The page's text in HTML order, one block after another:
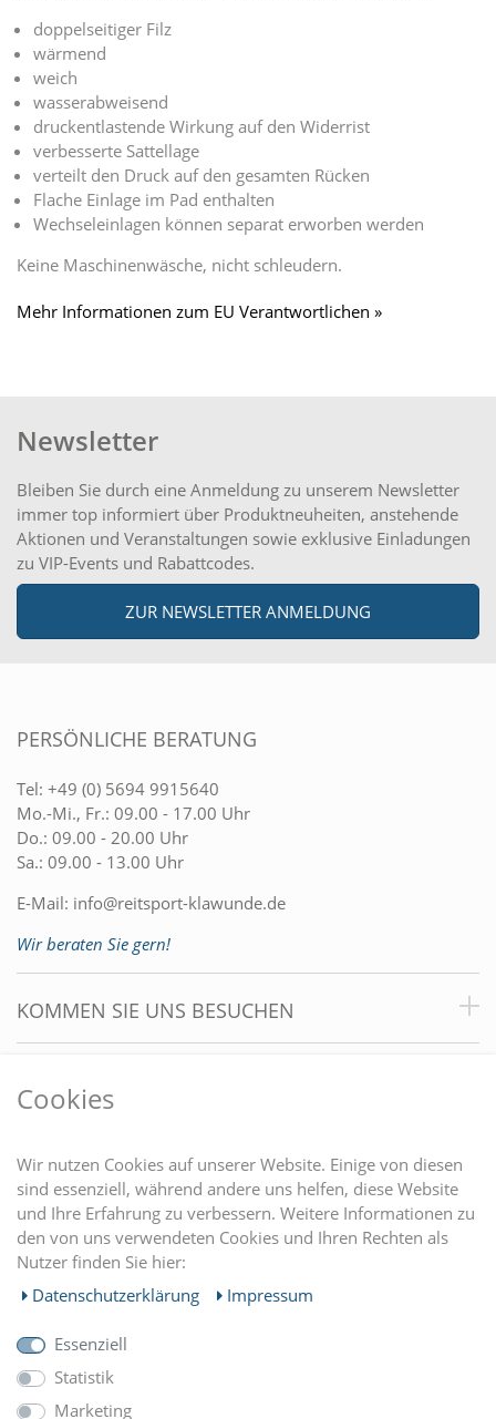
doppelseitiger Filz
wärmend
weich
wasserabweisend
druckentlastende Wirkung auf den Widerrist
verbesserte Sattellage
verteilt den Druck auf den gesamten Rücken
Flache Einlage im Pad enthalten
Wechseleinlagen können separat erworben werden
Keine Maschinenwäsche, nicht schleudern.
Mehr Informationen zum EU Verantwortlichen »
Newsletter
Bleiben Sie durch eine Anmeldung zu unserem Newsletter
immer top informiert über Produktneuheiten, anstehende
Aktionen und Veranstaltungen sowie exklusive Einladungen
zu VIP-Events und Rabattcodes.
ZUR NEWSLETTER ANMELDUNG
PERSÖNLICHE BERATUNG
Tel: +49 (0) 5694 9915640
Mo.-Mi., Fr.: 09.00 - 17.00 Uhr
Do.: 09.00 - 20.00 Uhr
Sa.: 09.00 - 13.00 Uhr
E-Mail: info@reitsport-klawunde.de
Wir beraten Sie gern!
KOMMEN SIE UNS BESUCHEN
EINKAUFEN
MEIN KONTO
UNTERNEHMEN
Cookies
Wir nutzen Cookies auf unserer Website. Einige von diesen
sind essenziell, während andere uns helfen, diese Website
und Ihre Erfahrung zu verbessern. Weitere Informationen zu
den von uns verwendeten Cookies und Ihren Rechten als
Nutzer finden Sie hier:
Daten­schutz­erklärung
Impressum
Essenziell
Statistik
Marketing